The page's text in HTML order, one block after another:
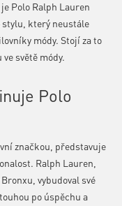
Polo Ralph Lauren
stylu, který neustále
módy. Stojí za to
světě módy.
Polo
značkou, představuje
Ralph Lauren,
vybudoval své
po úspěchu a